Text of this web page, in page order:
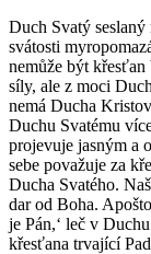
Duch Svatý seslaný
svátosti
nemůže být křesťan
síly, ale z moci
nemá Ducha
Duchu Svatému
projevuje jasným a
sebe považuje za
Ducha Svatého.
dar od Boha.
je Pán,‘ leč v
křesťana trvající